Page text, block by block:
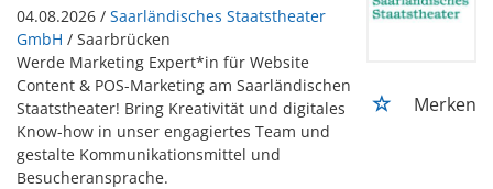
04.08.2026 / Saarländisches Staatstheater
GmbH / Saarbrücken
Werde Marketing Expert*in für Website
Content & POS-Marketing am Saarländischen
Staatstheater! Bring Kreativität und digitales
Know-how in unser engagiertes Team und
gestalte Kommunikationsmittel und
Besucheransprache.
Merken